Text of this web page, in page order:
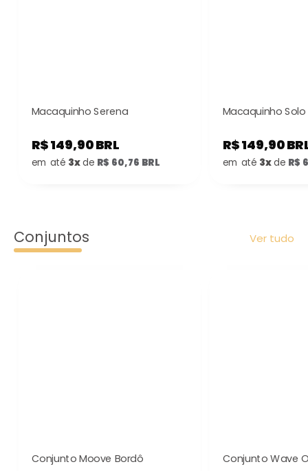
Macaquinho Serena
R$ 149,90 BRL
em até 3xde R$ 60,76 BRL
Macaquinho Solo
R$ 149,90
em até 3xde R$
Conjuntos Ver tudo
Conjunto Moove Bordô Conjunto Wave